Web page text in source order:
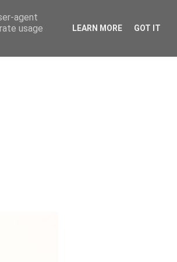
agent
usage
LEARN MORE GOT IT